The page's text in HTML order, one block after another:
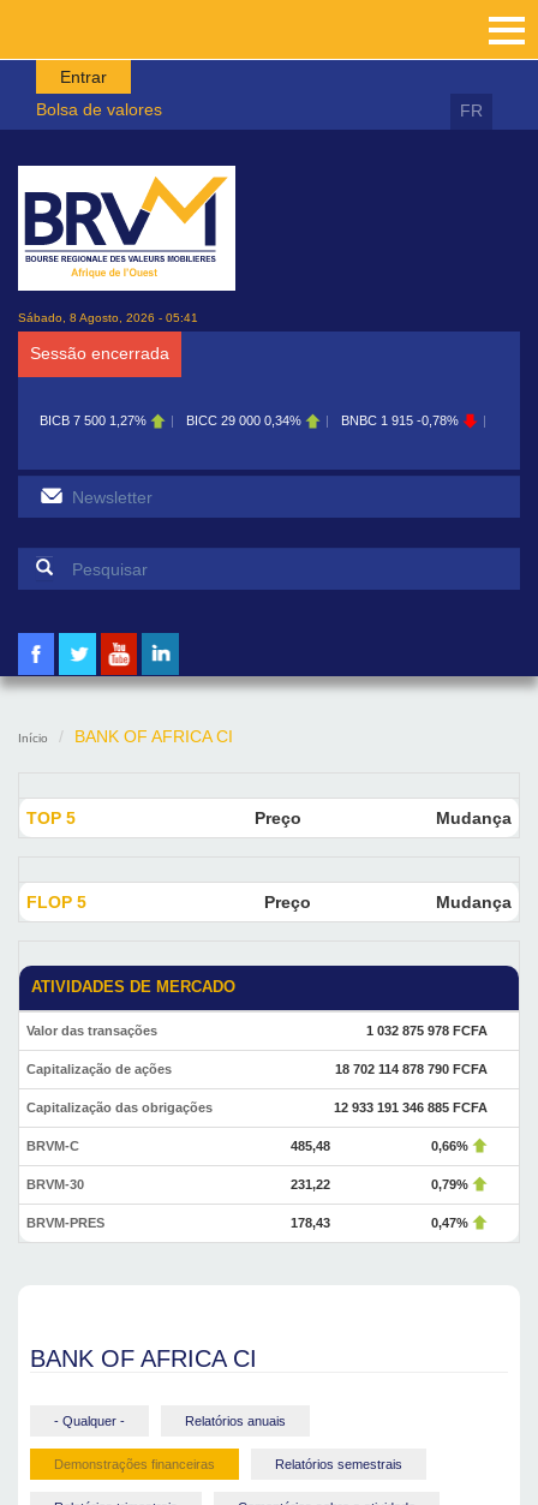
Passar para o conteúdo principal
Entrar
Bolsa de valores
FR
Sábado, 8 Agosto, 2026 - 05:41
Sessão encerrada
BICB 7 500 1,27% BICC 29 000 0,34% BNBC 1 915 -0,78%
Formulário de pesquisa
Início BANK OF AFRICA CI
TOP 5 Preço Mudança
FLOP 5 Preço Mudança
ATIVIDADES DE MERCADO
Valor das transações 1 032 875 978 FCFA
Capitalização de ações 18 702 114 878 790 FCFA
Capitalização das obrigações 12 933 191 346 885 FCFA
BRVM-C 485,48 0,66%
BRVM-30 231,22 0,79%
BRVM-PRES 178,43 0,47%
BANK OF AFRICA CI
- Qualquer - Relatórios anuais
Demonstrações financeiras Relatórios semestrais